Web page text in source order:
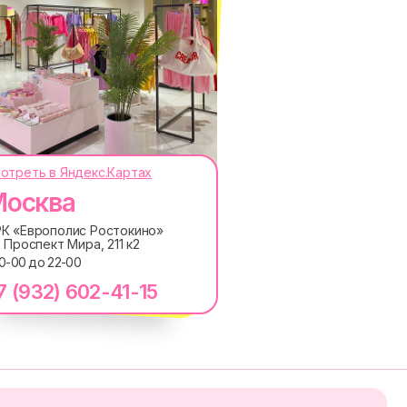
(932) 602-41-15
«Европолис Ростокино»
Проспект Мира, 211 к2
00 до 22-00
в Яндекс.Картах
с Политикой обработки персональных
электронных сообщений
ПРИГЛАШЕНИЯ НА
НОВИНОК РАНЬШЕ ВСЕХ
MACROCOSM